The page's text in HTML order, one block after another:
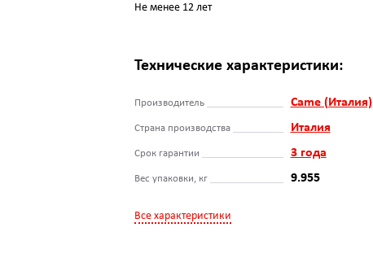
Не менее 12 лет
Технические характеристики:
Производитель Came (Италия)
Страна производства Италия
Срок гарантии 3 года
Вес упаковки, кг 9.955
Все характеристики